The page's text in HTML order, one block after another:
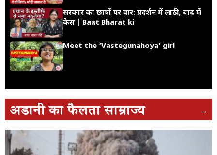
अडानी का फैलता साम्राज्य →